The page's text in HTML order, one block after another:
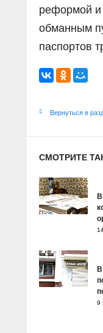
реформой
обманным
паспортов
Вернуться в
СМОТРИТЕ
9